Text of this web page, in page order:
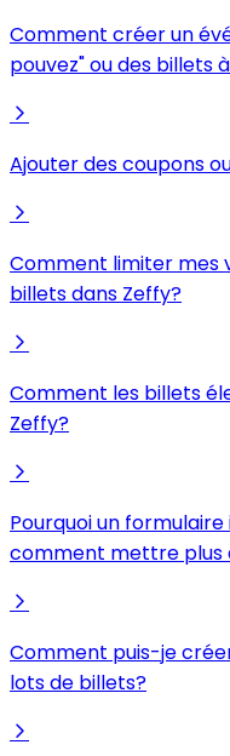
Comment créer un
pouvez" ou des billets
Ajouter des coupons
Comment limiter mes
billets dans Zeffy?
Comment les billets
Zeffy?
Pourquoi un
comment mettre plus
Comment puis-je
lots de billets?